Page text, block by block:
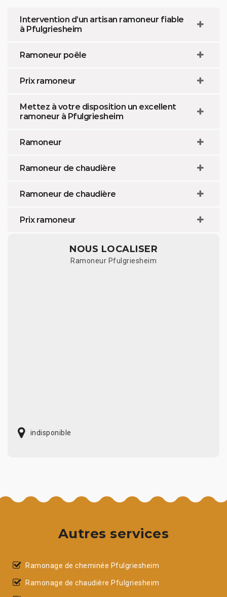
Intervention d’un artisan ramoneur fiable
à Pfulgriesheim
Ramoneur poêle
Prix ramoneur
Mettez à votre disposition un excellent
ramoneur à Pfulgriesheim
Ramoneur
Ramoneur de chaudière
Ramoneur de chaudière
Prix ramoneur
NOUS LOCALISER
Ramoneur Pfulgriesheim
indisponible
Autres services
Ramonage de cheminée Pfulgriesheim
Ramonage de chaudière Pfulgriesheim